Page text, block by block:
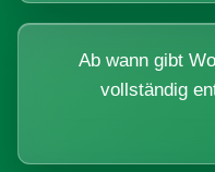
Ab wann gibt
vollständig